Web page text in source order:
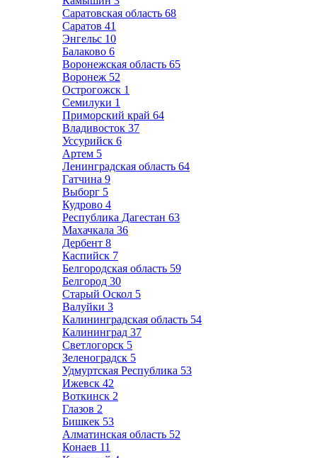
Саратовская область 68
Саратов 41
Энгельс 10
Балаково 6
Воронежская область 65
Воронеж 52
Острогожск 1
Семилуки 1
Приморский край 64
Владивосток 37
Уссурийск 6
Артем 5
Ленинградская область 64
Гатчина 9
Выборг 5
Кудрово 4
Республика Дагестан 63
Махачкала 36
Дербент 8
Каспийск 7
Белгородская область 59
Белгород 30
Старый Оскол 5
Валуйки 3
Калининградская область 54
Калининград 37
Светлогорск 5
Зеленоградск 5
Удмуртская Республика 53
Ижевск 42
Воткинск 2
Глазов 2
Бишкек 53
Алматинская область 52
Конаев 11